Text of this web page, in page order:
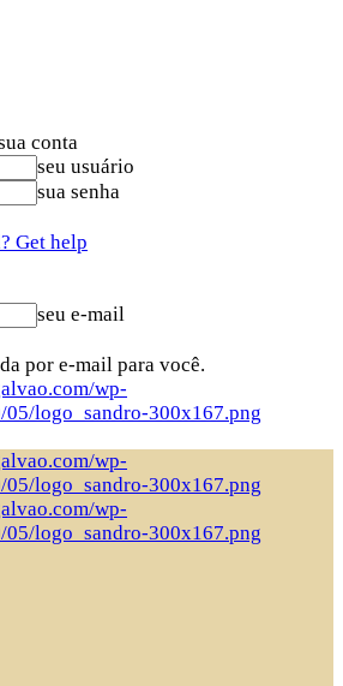
conta
seu usuário
sua senha
Get help
seu e-mail
por e-mail para você.